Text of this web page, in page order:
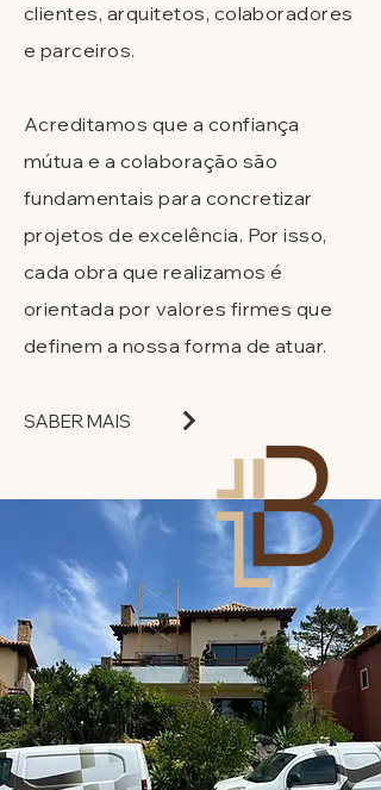
clientes, arquitetos, colaboradores
e parceiros.
Acreditamos que a confiança
mútua e a colaboração são
fundamentais para concretizar
projetos de excelência. Por isso,
cada obra que realizamos é
orientada por valores firmes que
definem a nossa forma de atuar.
SABER MAIS